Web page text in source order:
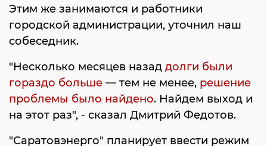
Этим же занимаются и работники
городской администрации, уточнил наш
собеседник.
"Несколько месяцев назад долги были
гораздо больше — тем не менее, решение
проблемы было найдено. Найдем выход и
на этот раз", - сказал Дмитрий Федотов.
"Саратовэнерго" планирует ввести режим